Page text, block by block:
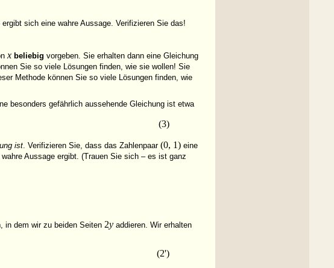
sich eine wahre Aussage. Verifizieren Sie das!
x beliebig vorgeben. Sie erhalten dann eine Gleichung
Sie so viele Lösungen finden, wie sie wollen! Sie
Methode können Sie so viele Lösungen finden, wie
besonders gefährlich aussehende Gleichung ist etwa
(3)
ist. Verifizieren Sie, dass das Zahlenpaar (0, 1)eine
Aussage ergibt. (Trauen Sie sich – es ist ganz
in dem wir zu beiden Seiten 2yaddieren. Wir erhalten
(2')